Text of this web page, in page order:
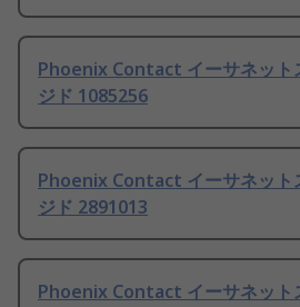
Phoenix Contact イーサネット
ジド 1085256
Phoenix Contact イーサネット
ジド 2891013
Phoenix Contact イーサネット